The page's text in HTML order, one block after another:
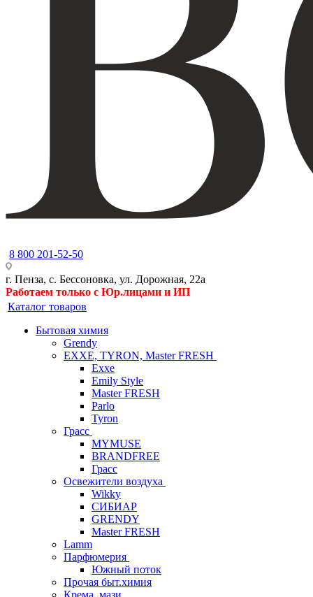
8 800 201-52-50
г. Пенза, с. Бессоновка, ул. Дорожная, 22а
Работаем только с Юр.лицами и ИП
Каталог товаров
Бытовая химия
Grendy
EXXE, TYRON, Master FRESH
Exxe
Emily Style
Master FRESH
Parlo
Tyron
Грасс
MYMUSE
BRANDFREE
Грасс
Освежители воздуха
Wikky
СИБИАР
GRENDY
Master FRESH
Lamm
Парфюмерия
Южный поток
Прочая быт.химия
Крема ,мази